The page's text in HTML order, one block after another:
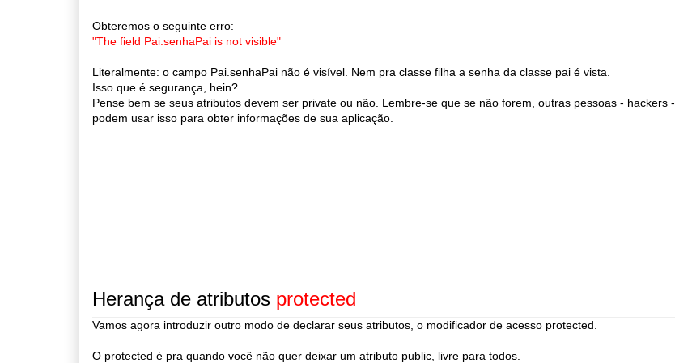
Obteremos o seguinte erro:
"The field Pai.senhaPai is not visible"
Literalmente: o campo Pai.senhaPai não é visível. Nem pra classe filha a senha da classe pai é vista.
Isso que é segurança, hein?
Pense bem se seus atributos devem ser private ou não. Lembre-se que se não forem, outras pessoas - hackers -
podem usar isso para obter informações de sua aplicação.
Herança de atributos protected
Vamos agora introduzir outro modo de declarar seus atributos, o modificador de acesso protected.
O protected é pra quando você não quer deixar um atributo public, livre para todos.